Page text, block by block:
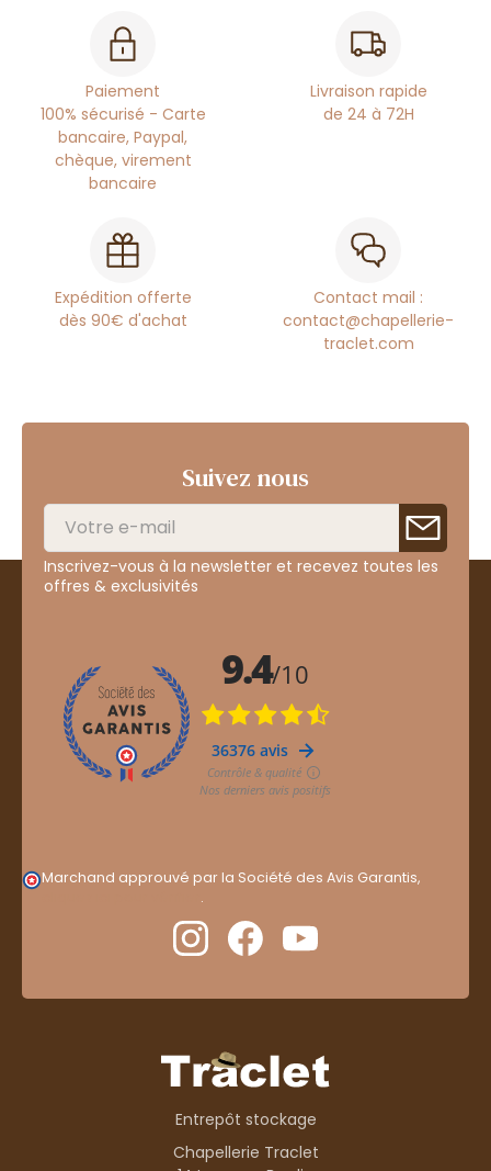
Paiement
100% sécurisé - Carte
bancaire, Paypal,
chèque, virement
bancaire
Livraison rapide
de 24 à 72H
Expédition offerte
dès 90€ d'achat
Contact mail :
contact@chapellerie-
traclet.com
Suivez nous
Inscrivez-vous à la newsletter et recevez toutes les
offres & exclusivités
Marchand approuvé par la Société des Avis Garantis,
.
Entrepôt stockage
Chapellerie Traclet